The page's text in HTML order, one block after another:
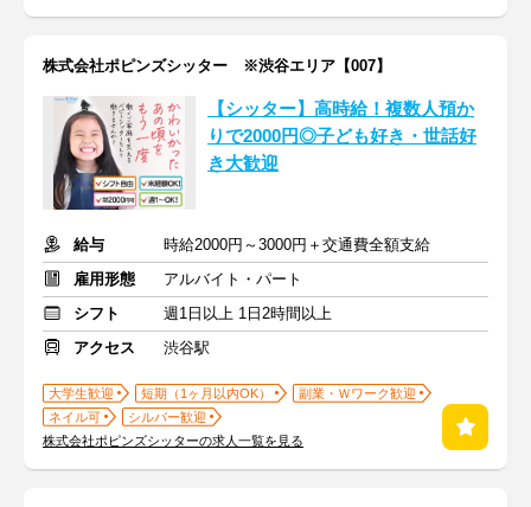
株式会社ポピンズシッター ※渋谷エリア【007】
【シッター】高時給！複数人預か
りで2000円◎子ども好き・世話好
き大歓迎
給与
時給2000円～3000円＋交通費全額支給
雇用形態
アルバイト・パート
シフト
週1日以上 1日2時間以上
アクセス
渋谷駅
大学生歓迎 短期（1ヶ月以内OK）
副業・Ｗワーク歓迎
ネイル可
シルバー歓迎
株式会社ポピンズシッターの求人一覧を見る